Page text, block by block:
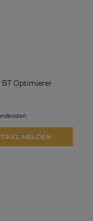
BT Optimierer
MELDEN